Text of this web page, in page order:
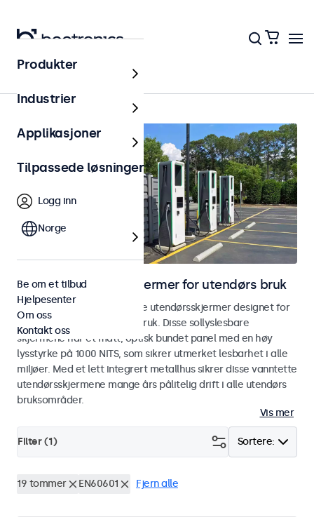
Utendørs
Skjermer og touchskjermer for utendørs bruk
Utforsk våre værbestandige utendørsskjermer designet for
industriell og kommersiell bruk. Disse sollyslesbare
skjermene har et matt, optisk bundet panel med en høy
lysstyrke på 1000 NITS, som sikrer utmerket lesbarhet i alle
miljøer. Med et lett integrert metallhus sikrer disse vanntette
utendørsskjermene mange års pålitelig drift i alle utendørs
bruksområder.
Vis mer
Sortere:
Filter (1)
19 tommer EN60601 Fjern alle
Produkter
Industrier
Applikasjoner
Tilpassede løsninger
Logg inn
Norge
Be om et tilbud
Hjelpesenter
Om oss
Kontakt oss